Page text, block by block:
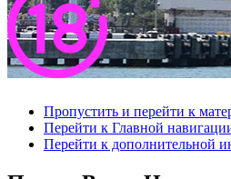
Пропустить и перейти к
Перейти к Главной
Перейти к дополнительной